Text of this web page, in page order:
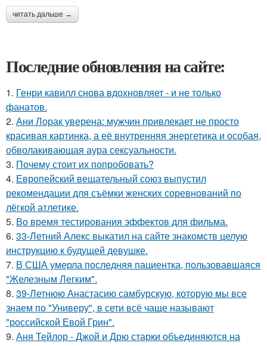
читать дальше →
Последние обновления на сайте:
1. Генри кавилл снова вдохновляет - и не только
фанатов.
2. Ани Лорак уверена: мужчин привлекает не просто
красивая картинка, а её внутренняя энергетика и особая,
обволакивающая аура сексуальности.
3. Почему стоит их попробовать?
4. Европейский вещательный союз выпустил
рекомендации для съёмки женских соревнований по
лёгкой атлетике.
5. Во время тестирования эффектов для фильма.
6. 33-Летний Алекс выкатил на сайте знакомств целую
инструкцию к будущей девушке.
7. В США умерла последняя пациентка, пользовавшаяся
"Железным Легким".
8. 39-Летнюю Анастасию самбурскую, которую мы все
знаем по "Универу", в сети всё чаще называют
"российской Евой Грин".
9. Аня Тейлор - Джой и Дрю старки объединяются на